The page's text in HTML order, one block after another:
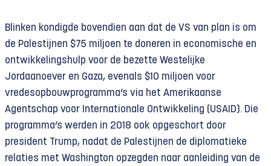
Blinken kondigde bovendien aan dat de VS van plan is om
de Palestijnen $75 miljoen te doneren in economische en
ontwikkelingshulp voor de bezette Westelijke
Jordaanoever en Gaza, evenals $10 miljoen voor
vredesopbouwprogramma’s via het Amerikaanse
Agentschap voor Internationale Ontwikkeling (USAID). Die
programma’s werden in 2018 ook opgeschort door
president Trump, nadat de Palestijnen de diplomatieke
relaties met Washington opzegden naar aanleiding van de